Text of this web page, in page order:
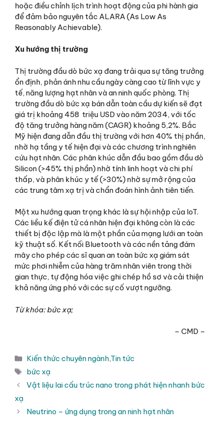
hoặc điều chỉnh lịch trình hoạt động của phi hành gia
để đảm bảo nguyên tắc ALARA (As Low As
Reasonably Achievable).
Xu hướng thị trường
Thị trường đầu dò bức xạ đang trải qua sự tăng trưởng
ổn định, phản ánh nhu cầu ngày càng cao từ lĩnh vực y
tế, năng lượng hạt nhân và an ninh quốc phòng. Thị
trường đầu dò bức xạ bán dẫn toàn cầu dự kiến sẽ đạt
giá trị khoảng 458 triệu USD vào năm 2034, với tốc
độ tăng trưởng hàng năm (CAGR) khoảng 5,2%. Bắc
Mỹ hiện đang dẫn đầu thị trường với hơn 40% thị phần,
nhờ hạ tầng y tế hiện đại và các chương trình nghiên
cứu hạt nhân. Các phân khúc dẫn đầu bao gồm đầu dò
Silicon (>45% thị phần) nhờ tính linh hoạt và chi phí
thấp, và phân khúc y tế (>30%) nhờ sự mở rộng của
các trung tâm xạ trị và chẩn đoán hình ảnh tiên tiến.
Một xu hướng quan trọng khác là sự hội nhập của IoT.
Các liều kế điện tử cá nhân hiện đại không còn là các
thiết bị độc lập mà là một phần của mạng lưới an toàn
kỹ thuật số. Kết nối Bluetooth và các nền tảng đám
mây cho phép các sĩ quan an toàn bức xạ giám sát
mức phơi nhiễm của hàng trăm nhân viên trong thời
gian thực, tự động hóa việc ghi chép hồ sơ và cải thiện
khả năng ứng phó với các sự cố vượt ngưỡng.
Từ khóa: bức xạ;
– CMD –
Danh
mục
Kiến thức chuyên ngành,Tin tức
Thẻ
bức xạ
Vật liệu lai cấu trúc nano trong phát hiện nhanh bức
xạ
Neutrino – ứng dụng trong an ninh hạt nhân